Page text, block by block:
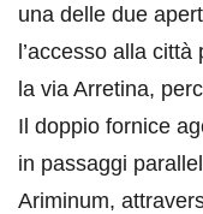
una delle due
l’accesso alla
la via Arretina,
Il doppio fornice
in passaggi
Ariminum,